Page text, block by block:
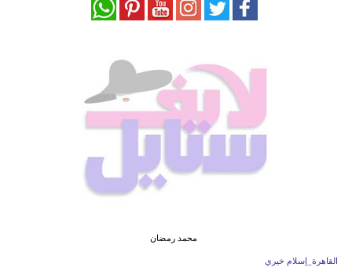
محمد رمضان
القاهرة_إسلام خيري